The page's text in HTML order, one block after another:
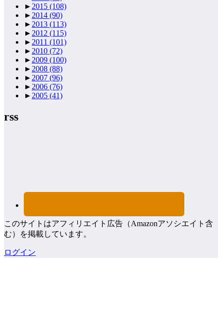
► 2015 (108)
► 2014 (90)
► 2013 (113)
► 2012 (115)
► 2011 (101)
► 2010 (72)
► 2009 (100)
► 2008 (88)
► 2007 (96)
► 2006 (76)
► 2005 (41)
rss
このサイトはアフィリエイト広告（Amazonアソシエイト含
む）を掲載しています。
ログイン